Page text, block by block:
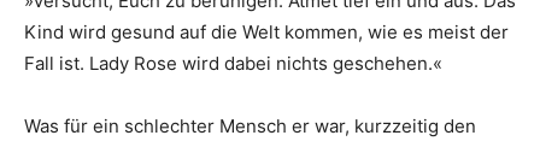
Kind wird gesund auf die Welt kommen, wie es meist der
Fall ist. Lady Rose wird dabei nichts geschehen.«
Was für ein schlechter Mensch er war, kurzzeitig den